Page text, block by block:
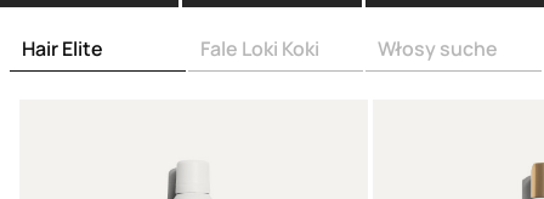
Hair Elite Fale Loki Koki Włosy suche